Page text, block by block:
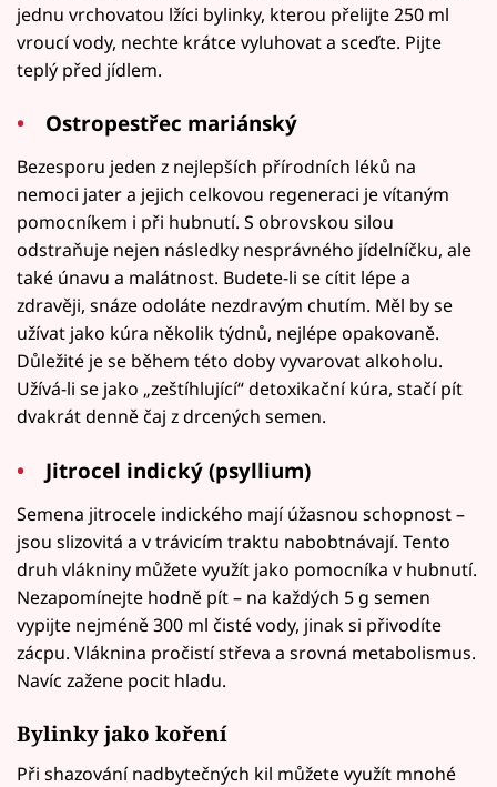
jednu vrchovatou lžíci bylinky, kterou přelijte 250 ml
vroucí vody, nechte krátce vyluhovat a sceďte. Pijte
teplý před jídlem.
Ostropestřec mariánský
Bezesporu jeden z nejlepších přírodních léků na
nemoci jater a jejich celkovou regeneraci je vítaným
pomocníkem i při hubnutí. S obrovskou silou
odstraňuje nejen následky nesprávného jídelníčku, ale
také únavu a malátnost. Budete-li se cítit lépe a
zdravěji, snáze odoláte nezdravým chutím. Měl by se
užívat jako kúra několik týdnů, nejlépe opakovaně.
Důležité je se během této doby vyvarovat alkoholu.
Užívá-li se jako „zeštíhlující“ detoxikační kúra, stačí pít
dvakrát denně čaj z drcených semen.
Jitrocel indický (psyllium)
Semena jitrocele indického mají úžasnou schopnost –
jsou slizovitá a v trávicím traktu nabobtnávají. Tento
druh vlákniny můžete využít jako pomocníka v hubnutí.
Nezapomínejte hodně pít – na každých 5 g semen
vypijte nejméně 300 ml čisté vody, jinak si přivodíte
zácpu. Vláknina pročistí střeva a srovná metabolismus.
Navíc zažene pocit hladu.
Bylinky jako koření
Při shazování nadbytečných kil můžete využít mnohé